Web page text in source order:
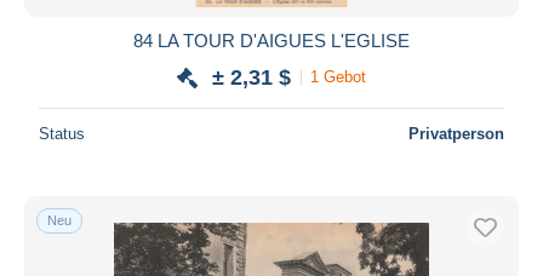
84 LA TOUR D'AIGUES L'EGLISE
± 2,31 $ 1 Gebot
Status Privatperson
Neu